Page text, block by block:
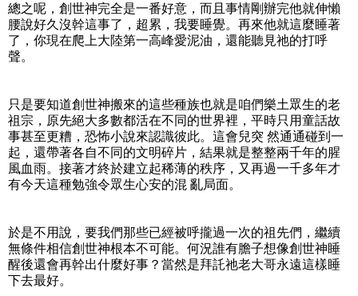
總之呢，創世神完全是一番好意，而且事情剛辦完他就伸懶
腰說好久沒幹這事了，超累，我要睡覺。再來他就這麼睡著
了，你現在爬上大陸第一高峰愛泥油，還能聽見祂的打呼
聲。
只是要知道創世神搬來的這些種族也就是咱們樂土眾生的老
祖宗，原先絕大多數都活在不同的世界裡，平時只用童話故
事甚至更糟，恐怖小說來認識彼此。這會兒突 然通通碰到一
起，還帶著各自不同的文明碎片，結果就是整整兩千年的腥
風血雨。接著才終於建立起稀薄的秩序，又再過一千多年才
有今天這種勉強令眾生心安的混 亂局面。
於是不用說，要我們那些已經被呼攏過一次的祖先們，繼續
無條件相信創世神根本不可能。何況誰有膽子想像創世神睡
醒後還會再幹出什麼好事？當然是拜託祂老大哥永遠這樣睡
下去最好。